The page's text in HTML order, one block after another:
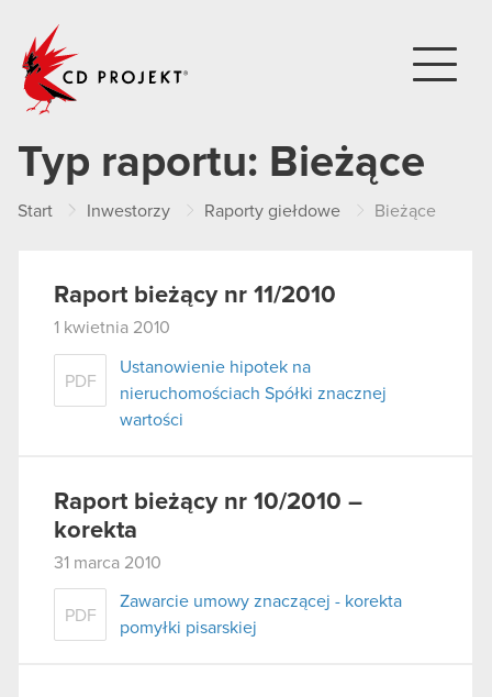
Typ raportu: Bieżące
Start Inwestorzy Raporty giełdowe Bieżące
Raport bieżący nr 11/2010
1 kwietnia 2010
PDF
Ustanowienie hipotek na
nieruchomościach Spółki znacznej
wartości
Raport bieżący nr 10/2010 –
korekta
31 marca 2010
PDF
Zawarcie umowy znaczącej - korekta
pomyłki pisarskiej